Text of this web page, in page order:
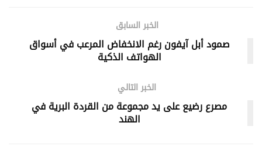
الخبر السابق
صمود أبل آيفون رغم الانخفاض المرعب في أسواق
الهواتف الذكية
الخبر التالي
مصرع رضيع على يد مجموعة من القردة البرية في
الهند